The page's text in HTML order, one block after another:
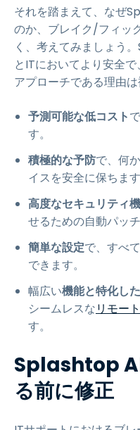
それを踏まえて、なぜ
のか、ブレイク/フィッ
く、考えてみましょう
とITにおいてより安全
アプローチである理由は
予測可能な低コスト
す。
積極的な予防で、何
イスを安全に保ちます
高度なセキュリティ
せるための自動パッチ
簡単な設定で、すべ
できます。
幅広い機能と特化し
シームレスなリモー
す。
Splashtop
る前に修正